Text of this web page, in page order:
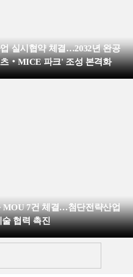
실시협약 체결…2032년 완공
‧MICE 파크' 조성 본격화
MOU 7건 체결…첨단전략산업
술 협력 촉진